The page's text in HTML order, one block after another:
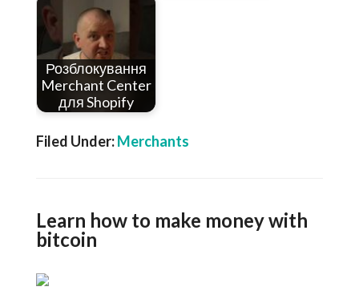
Розблокування
Merchant Center
для Shopify
Filed Under:Merchants
Learn how to make money with
bitcoin